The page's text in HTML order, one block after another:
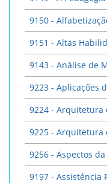
9150 -
9151 - Altas
9143 - Análise de
9223 - Aplicações
9224 - Arquitetura
9225 - Arquitetura
9256 - Aspectos
9197 - Assistência